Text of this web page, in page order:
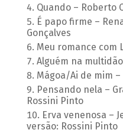
Quando – Roberto
É papo firme –
Gonçalves
Meu romance com
Alguém na
Mágoa/Ai de mim
Pensando nela –
Rossini Pinto
Erva venenosa –
versão: Rossini Pinto